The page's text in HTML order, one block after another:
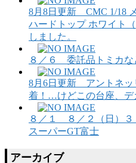
8月8日更新 CMC 1/18
ハードトップ ホワイト
しました。
８／６ 委託品トミカな
8月6日更新 アントネッ
着！…けどこの台座、デ
８／１ ８／２（日）３
スーパーGT富士
アーカイブ